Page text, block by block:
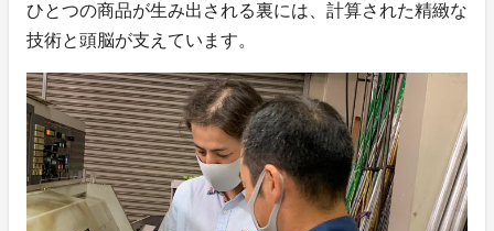
ひとつの商品が生み出される裏には、計算された精緻な
技術と頭脳が支えています。